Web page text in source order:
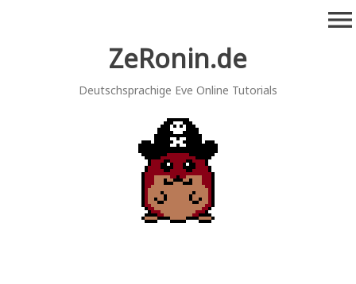
ZeRonin.de
Deutschsprachige Eve Online Tutorials
menu